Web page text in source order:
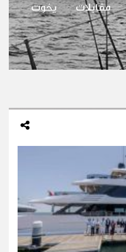
مقابلات يخوت